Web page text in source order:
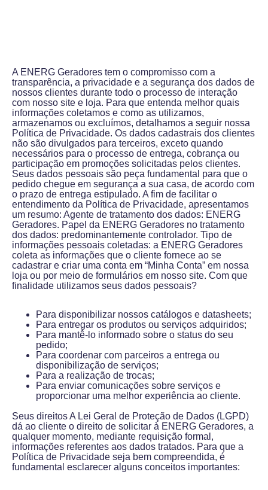
A ENERG Geradores tem o compromisso com a
transparência, a privacidade e a segurança dos dados de
nossos clientes durante todo o processo de interação
com nosso site e loja. Para que entenda melhor quais
informações coletamos e como as utilizamos,
armazenamos ou excluímos, detalhamos a seguir nossa
Política de Privacidade. Os dados cadastrais dos clientes
não são divulgados para terceiros, exceto quando
necessários para o processo de entrega, cobrança ou
participação em promoções solicitadas pelos clientes.
Seus dados pessoais são peça fundamental para que o
pedido chegue em segurança a sua casa, de acordo com
o prazo de entrega estipulado. A fim de facilitar o
entendimento da Política de Privacidade, apresentamos
um resumo: Agente de tratamento dos dados: ENERG
Geradores. Papel da ENERG Geradores no tratamento
dos dados: predominantemente controlador. Tipo de
informações pessoais coletadas: a ENERG Geradores
coleta as informações que o cliente fornece ao se
cadastrar e criar uma conta em “Minha Conta” em nossa
loja ou por meio de formulários em nosso site. Com que
finalidade utilizamos seus dados pessoais?
Para disponibilizar nossos catálogos e datasheets;
Para entregar os produtos ou serviços adquiridos;
Para mantê-lo informado sobre o status do seu
pedido;
Para coordenar com parceiros a entrega ou
disponibilização de serviços;
Para a realização de trocas;
Para enviar comunicações sobre serviços e
proporcionar uma melhor experiência ao cliente.
Seus direitos A Lei Geral de Proteção de Dados (LGPD)
dá ao cliente o direito de solicitar à ENERG Geradores, a
qualquer momento, mediante requisição formal,
informações referentes aos dados tratados. Para que a
Política de Privacidade seja bem compreendida, é
fundamental esclarecer alguns conceitos importantes: